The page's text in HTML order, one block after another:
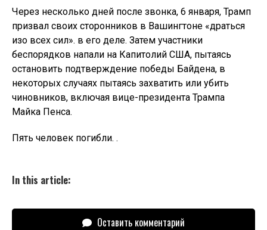
Через несколько дней после звонка, 6 января, Трамп
призвал своих сторонников в Вашингтоне «драться
изо всех сил». в его деле. Затем участники
беспорядков напали на Капитолий США, пытаясь
остановить подтверждение победы Байдена, в
некоторых случаях пытаясь захватить или убить
чиновников, включая вице-президента Трампа
Майка Пенса.
Пять человек погибли. .
In this article:
Оставить комментарий